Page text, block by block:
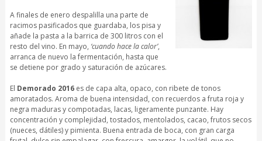
A finales de enero despalilla una parte de
racimos pasificados que guardaba, los pisa y
añade la pasta a la barrica de 300 litros con el
resto del vino. En mayo, ‘cuando hace la calor’,
arranca de nuevo la fermentación, hasta que
se detiene por grado y saturación de azúcares.
El Demorado 2016es de capa alta, opaco, con ribete de tonos
amoratados. Aroma de buena intensidad, con recuerdos a fruta roja y
negra maduras y compotadas, lacas, ligeramente punzante. Hay
concentración y complejidad, tostados, mentolados, cacao, frutos secos
(nueces, dátiles) y pimienta. Buena entrada de boca, con gran carga